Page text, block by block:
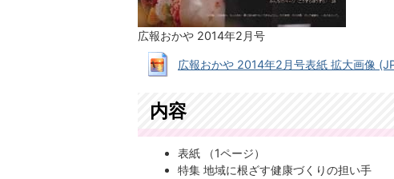
広報おかや 2014年2月号
広報おかや 2014年2月号表紙 拡大画像
内容
表紙 （1ページ）
特集 地域に根ざす健康づくりの担い手